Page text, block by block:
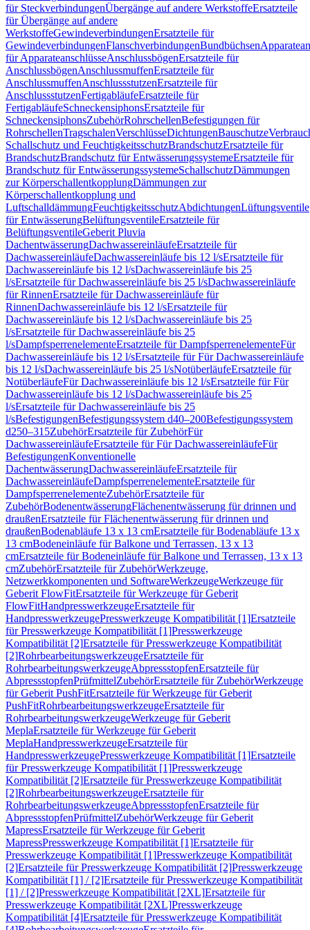
für SteckverbindungenÜbergänge auf andere WerkstoffeErsatzteile
für Übergänge auf andere
WerkstoffeGewindeverbindungenErsatzteile für
GewindeverbindungenFlanschverbindungenBundbüchsen
für ApparateanschlüsseAnschlussbögenErsatzteile für
AnschlussbögenAnschlussmuffenErsatzteile für
AnschlussmuffenAnschlussstutzenErsatzteile für
AnschlussstutzenFertigabläufeErsatzteile für
FertigabläufeSchneckensiphonsErsatzteile für
SchneckensiphonsZubehörRohrschellenBefestigungen für
RohrschellenTragschalenVerschlüsseDichtungenBauschutze
Schallschutz und FeuchtigkeitsschutzBrandschutzErsatzteile für
BrandschutzBrandschutz für EntwässerungssystemeErsatzteile für
Brandschutz für EntwässerungssystemeSchallschutzDämmungen
zur KörperschallentkopplungDämmungen zur
Körperschallentkopplung und
LuftschalldämmungFeuchtigkeitsschutzAbdichtungenLüftungsventile
für EntwässerungBelüftungsventileErsatzteile für
BelüftungsventileGeberit Pluvia
DachentwässerungDachwassereinläufeErsatzteile für
DachwassereinläufeDachwassereinläufe bis 12 l/sErsatzteile für
Dachwassereinläufe bis 12 l/sDachwassereinläufe bis 25
l/sErsatzteile für Dachwassereinläufe bis 25 l/sDachwassereinläufe
für RinnenErsatzteile für Dachwassereinläufe für
RinnenDachwassereinläufe bis 12 l/sErsatzteile für
Dachwassereinläufe bis 12 l/sDachwassereinläufe bis 25
l/sErsatzteile für Dachwassereinläufe bis 25
l/sDampfsperrenelementeErsatzteile für DampfsperrenelementeFür
Dachwassereinläufe bis 12 l/sErsatzteile für Für Dachwassereinläufe
bis 12 l/sDachwassereinläufe bis 25 l/sNotüberläufeErsatzteile für
NotüberläufeFür Dachwassereinläufe bis 12 l/sErsatzteile für Für
Dachwassereinläufe bis 12 l/sDachwassereinläufe bis 25
l/sErsatzteile für Dachwassereinläufe bis 25
l/sBefestigungenBefestigungssystem d40–200Befestigungssystem
d250–315ZubehörErsatzteile für ZubehörFür
DachwassereinläufeErsatzteile für Für DachwassereinläufeFür
BefestigungenKonventionelle
DachentwässerungDachwassereinläufeErsatzteile für
DachwassereinläufeDampfsperrenelementeErsatzteile für
DampfsperrenelementeZubehörErsatzteile für
ZubehörBodenentwässerungFlächenentwässerung für drinnen und
draußenErsatzteile für Flächenentwässerung für drinnen und
draußenBodenabläufe 13 x 13 cmErsatzteile für Bodenabläufe 13 x
13 cmBodeneinläufe für Balkone und Terrassen, 13 x 13
cmErsatzteile für Bodeneinläufe für Balkone und Terrassen, 13 x 13
cmZubehörErsatzteile für ZubehörWerkzeuge,
Netzwerkkomponenten und SoftwareWerkzeugeWerkzeuge für
Geberit FlowFitErsatzteile für Werkzeuge für Geberit
FlowFitHandpresswerkzeugeErsatzteile für
HandpresswerkzeugePresswerkzeuge Kompatibilität [1]Ersatzteile
für Presswerkzeuge Kompatibilität [1]Presswerkzeuge
Kompatibilität [2]Ersatzteile für Presswerkzeuge Kompatibilität
[2]RohrbearbeitungswerkzeugeErsatzteile für
RohrbearbeitungswerkzeugeAbpressstopfenErsatzteile für
AbpressstopfenPrüfmittelZubehörErsatzteile für ZubehörWerkzeuge
für Geberit PushFitErsatzteile für Werkzeuge für Geberit
PushFitRohrbearbeitungswerkzeugeErsatzteile für
RohrbearbeitungswerkzeugeWerkzeuge für Geberit
MeplaErsatzteile für Werkzeuge für Geberit
MeplaHandpresswerkzeugeErsatzteile für
HandpresswerkzeugePresswerkzeuge Kompatibilität [1]Ersatzteile
für Presswerkzeuge Kompatibilität [1]Presswerkzeuge
Kompatibilität [2]Ersatzteile für Presswerkzeuge Kompatibilität
[2]RohrbearbeitungswerkzeugeErsatzteile für
RohrbearbeitungswerkzeugeAbpressstopfenErsatzteile für
AbpressstopfenPrüfmittelZubehörWerkzeuge für Geberit
MapressErsatzteile für Werkzeuge für Geberit
MapressPresswerkzeuge Kompatibilität [1]Ersatzteile für
Presswerkzeuge Kompatibilität [1]Presswerkzeuge Kompatibilität
[2]Ersatzteile für Presswerkzeuge Kompatibilität [2]Presswerkzeuge
Kompatibilität [1] / [2]Ersatzteile für Presswerkzeuge Kompatibilität
[1] / [2]Presswerkzeuge Kompatibilität [2XL]Ersatzteile für
Presswerkzeuge Kompatibilität [2XL]Presswerkzeuge
Kompatibilität [4]Ersatzteile für Presswerkzeuge Kompatibilität